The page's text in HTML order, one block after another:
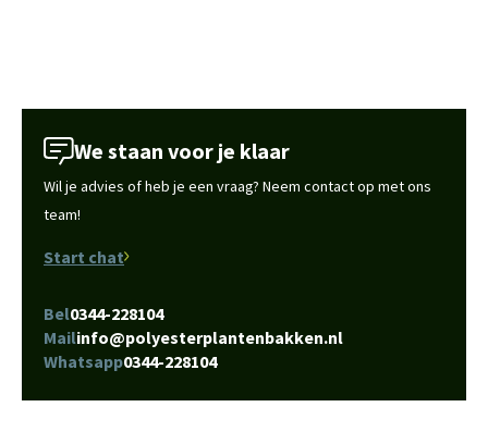
We staan voor je klaar
Wil je advies of heb je een vraag? Neem contact op met ons
team!
Start chat
Bel0344-228104
Mailinfo@polyesterplantenbakken.nl
Whatsapp0344-228104